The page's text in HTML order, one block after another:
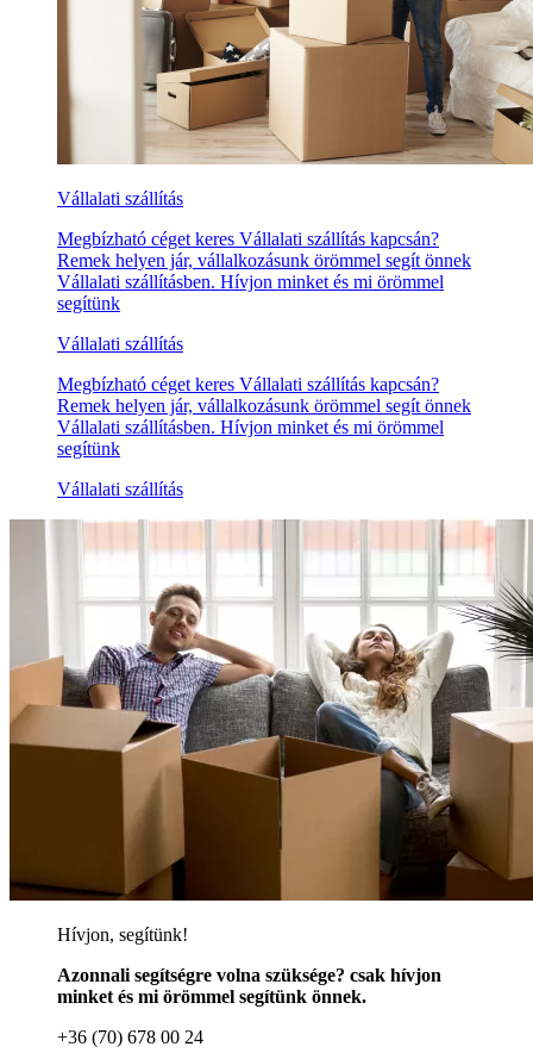
Vállalati szállítás
Megbízható céget keres Vállalati szállítás kapcsán?
Remek helyen jár, vállalkozásunk örömmel segít önnek
Vállalati szállításben. Hívjon minket és mi örömmel
segítünk
Vállalati szállítás
Megbízható céget keres Vállalati szállítás kapcsán?
Remek helyen jár, vállalkozásunk örömmel segít önnek
Vállalati szállításben. Hívjon minket és mi örömmel
segítünk
Vállalati szállítás
Hívjon, segítünk!
Azonnali segítségre volna szüksége? csak hívjon
minket és mi örömmel segítünk önnek.
+36 (70) 678 00 24